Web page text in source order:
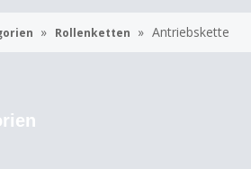
» Rollenketten » Antriebskette